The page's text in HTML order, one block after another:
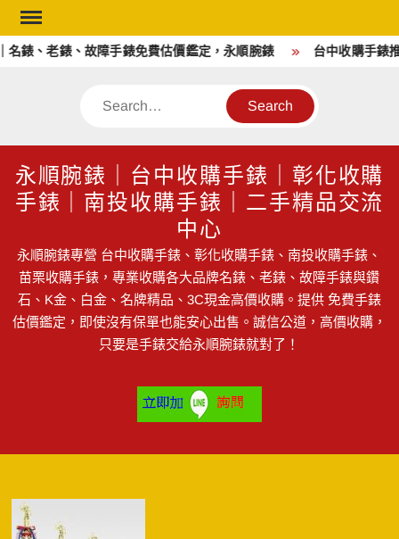
Skip
to
content
錶、老錶、故障手錶免費估價鑑定，永順腕錶 台中收購手錶
Search
永順腕錶｜台中收購手錶｜彰化收購
手錶｜南投收購手錶｜二手精品交流
中心
永順腕錶專營 台中收購手錶、彰化收購手錶、南投收購手錶、
苗栗收購手錶，專業收購各大品牌名錶、老錶、故障手錶與鑽
石、K金、白金、名牌精品、3C現金高價收購。提供 免費手錶
估價鑑定，即使沒有保單也能安心出售。誠信公道，高價收購，
只要是手錶交給永順腕錶就對了！